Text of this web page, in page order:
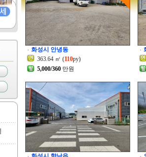
화성시 안녕동
363.64 ㎡ (110py)
5,000/360 만원